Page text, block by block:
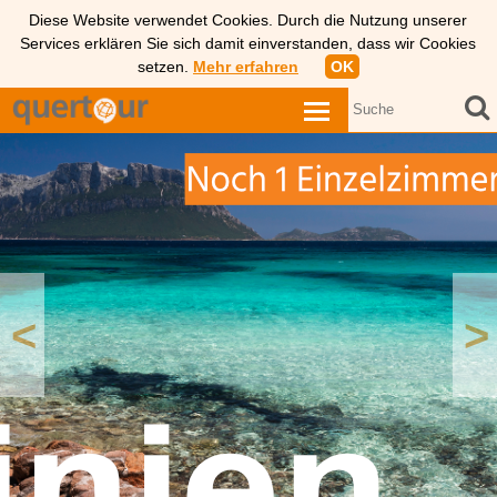
Diese Website verwendet Cookies. Durch die Nutzung unserer
Services erklären Sie sich damit einverstanden, dass wir Cookies
setzen. Mehr erfahren OK
< >